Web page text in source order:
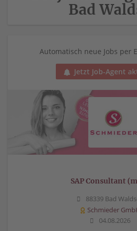
Bad
Automatisch neue Jobs per
Jetzt Job-Agent
SAP Consultant
88339 Bad
Schmieder
04.08.2026